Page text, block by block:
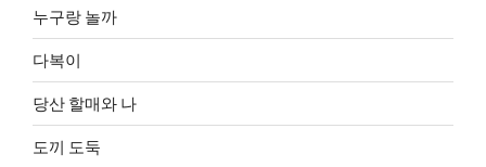
누구랑 놀까
다복이
당산 할매와 나
도끼 도둑